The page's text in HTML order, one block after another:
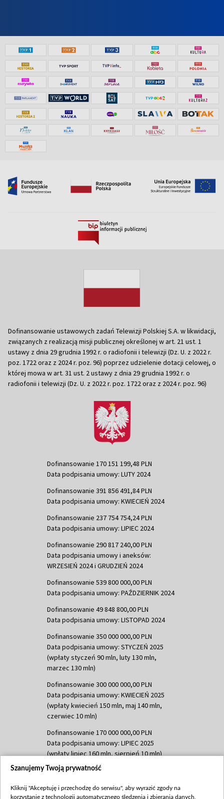
Dofinansowanie ustawowych zadań Telewizji Polskiej S.A. w likwidacji,
związanych z realizacją misji publicznej określonej w art. 21 ust. 1
ustawy z dnia 29 grudnia 1992 r. o radiofonii i telewizji (Dz. U. z 2022 r.
poz. 1722 oraz z 2024 r. poz. 96) poprzez udzielenie dotacji celowej, o
której mowa w art. 31 ust. 2 ustawy z dnia 29 grudnia 1992 r. o
radiofonii i telewizji (Dz. U. z 2022 r. poz. 1722 oraz z 2024 r. poz. 96)
Dofinansowanie 170 151 199,48 PLN
Data podpisania umowy: LUTY 2024
Dofinansowanie 391 856 491,84 PLN
Data podpisania umowy: KWIECIEŃ 2024
Dofinansowanie 237 754 754,24 PLN
Data podpisania umowy: LIPIEC 2024
Dofinansowanie 290 817 240,00 PLN
Data podpisania umowy i aneksów:
WRZESIEŃ 2024 i GRUDZIEŃ 2024
Dofinansowanie 539 800 000,00 PLN
Data podpisania umowy: PAŹDZIERNIK 2024
Dofinansowanie 49 848 800,00 PLN
Data podpisania umowy: LISTOPAD 2024
Dofinansowanie 350 000 000,00 PLN
Data podpisania umowy: STYCZEŃ 2025
(wpłaty styczeń 90 mln, luty 130 mln,
marzec 130 mln)
Dofinansowanie 300 000 000,00 PLN
Data podpisania umowy: KWIECIEŃ 2025
(wpłaty kwiecień 150 mln, maj 140 mln,
czerwiec 10 mln)
Dofinansowanie 170 000 000,00 PLN
Data podpisania umowy: LIPIEC 2025
(wpłaty lipiec 160 mln, sierpień 10 mln)
Dofinansowanie 60 000 000,00 PLN
(wpłata wrzesień 60 mln)
Szanujemy Twoją prywatność
Kliknij "Akceptuję i przechodzę do serwisu", aby wyrazić zgody na
korzystanie z technologii automatycznego śledzenia i zbierania danych,